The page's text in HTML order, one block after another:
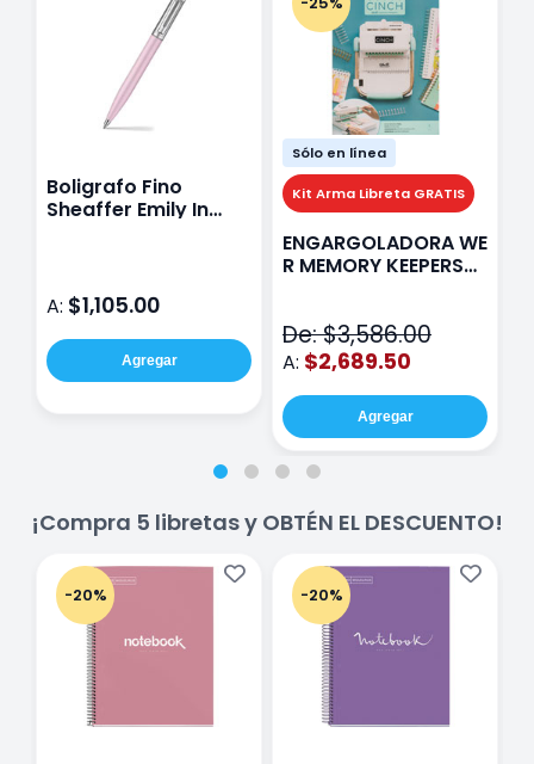
Boligrafo Fino
Sheaffer Emily In
A: $1,105.00
Agregar
Sólo en línea
Kit Arma Libreta GRATIS
ENGARGOLADORA WE
R MEMORY KEEPERS
De: $3,586.00
A: $2,689.50
Agregar
¡Compra 5 libretas y OBTÉN EL DESCUENTO!
-20% -20%